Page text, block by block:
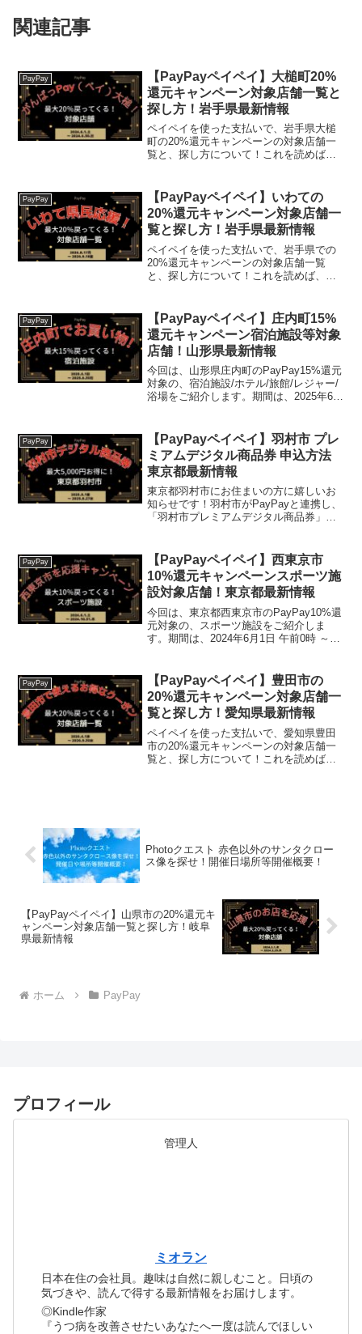
関連記事
PayPay
【PayPayペイペイ】大槌町20%
還元キャンペーン対象店舗一覧と
探し方！岩手県最新情報
ペイペイを使った支払いで、岩手県大槌
町の20%還元キャンペーンの対象店舗一
覧と、探し方について！これを読めば、
てくるから使っPay（ペイ）キャンペー
ン!」の、...
PayPay
【PayPayペイペイ】いわての
20%還元キャンペーン対象店舗一
覧と探し方！岩手県最新情報
ペイペイを使った支払いで、岩手県での
20%還元キャンペーンの対象店舗一覧
と、探し方について！これを読めば、
ペーン！」の、対象店舗と探し方がわか
ります。【楽天1位】...
PayPay
【PayPayペイペイ】庄内町15%
還元キャンペーン宿泊施設等対象
店舗！山形県最新情報
今回は、山形県庄内町のPayPay15%還元
対象の、宿泊施設/ホテル/旅館/レジャー/
浴場をご紹介します。期間は、2025年6月
内24000軒の宿をネ...
PayPay
【PayPayペイペイ】羽村市 プレ
ミアムデジタル商品券 申込方法
東京都最新情報
東京都羽村市にお住まいの方に嬉しいお
知らせです！羽村市がPayPayと連携し、
「羽村市プレミアムデジタル商品券」キ
もお得な企画ですよ！羽村市プレミアム
デジタ...
PayPay
【PayPayペイペイ】西東京市
10%還元キャンペーンスポーツ施
設対象店舗！東京都最新情報
今回は、東京都西東京市のPayPay10%還
元対象の、スポーツ施設をご紹介しま
す。期間は、2024年6月1日 午前0時 ～
をネットで予約OK！最大1...
PayPay
【PayPayペイペイ】豊田市の
20%還元キャンペーン対象店舗一
覧と探し方！愛知県最新情報
ペイペイを使った支払いで、愛知県豊田
市の20%還元キャンペーンの対象店舗一
覧と、探し方について！これを読めば、
Photoクエスト 赤色以外のサンタクロー
ス像を探せ！開催日場所等開催概要！
【PayPayペイペイ】山県市の20%還元キ
ャンペーン対象店舗一覧と探し方！岐阜
県最新情報
ホーム PayPay
プロフィール
管理人
ミオラン
日本在住の会社員。趣味は自然に親しむこと。日頃の
気づきや、読んで得する最新情報をお届けします。
◎Kindle作家
『うつ病を改善させたいあなたへ一度は読んでほしい